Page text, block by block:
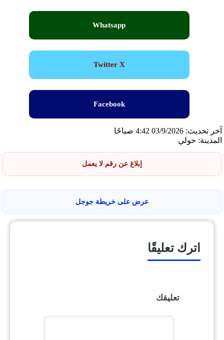
Whatsapp
Twitter X
Facebook
آخر تحديث: 03/9/2026 4:42 صباحًا
المدينة: حولي
إبلاغ عن رقم لا يعمل
عرض على خريطة جوجل
اترك تعليقًا
تعليقك